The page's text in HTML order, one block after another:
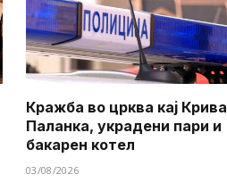
Кражба во црква кај Крива
Паланка, украдени пари и
бакарен котел
03/08/2026